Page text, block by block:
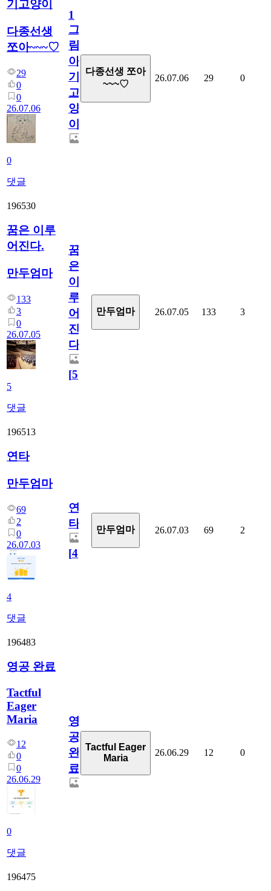
기고양이
다종선생
쪼아~~~♡
29
0
0
26.07.06
0
댓글
1
그
림...
아
기
고
양
이
다종선생 쪼아
~~~♡
26.07.06 29 0
196530
꿈은 이루
어진다.
만두엄마
133
3
0
26.07.05
5
댓글
꿈
은
이
루
어
진
다.
[5]
만두엄마 26.07.05 133 3
196513
연타
만두엄마
69
2
0
26.07.03
4
댓글
연
타
[4]
만두엄마 26.07.03 69 2
196483
영공 완료
Tactful
Eager
Maria
12
0
0
26.06.29
0
댓글
영
공
완
료
Tactful Eager
Maria
26.06.29 12 0
196475